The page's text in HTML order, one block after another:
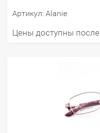
Артикул: Alanie
Цены доступны после